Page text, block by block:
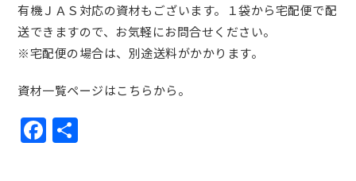
有機ＪＡＳ対応の資材もございます。１袋から宅配便で配
送できますので、お気軽にお問合せください。
※宅配便の場合は、別途送料がかかります。
資材一覧ページはこちらから。
Facebook